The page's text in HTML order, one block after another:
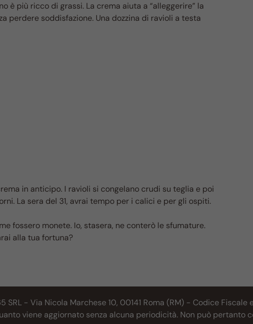
è più ricco di grassi. La crema aiuta a “alleggerire” la
perdere soddisfazione. Una dozzina di ravioli a testa
in anticipo. I ravioli si congelano crudi su teglia e poi
La sera del 31, avrai tempo per i calici e per gli ospiti.
fossero monete. Io, stasera, ne conterò le sfumature.
alla tua fortuna?
- Via Nicola Marchese 10, 00141 Roma (RM) - Codice Fiscale
viene aggiornato senza alcuna periodicità. Non può pertanto